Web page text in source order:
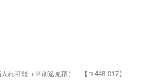
れ可能（※別途見積） 【ユ448-017】